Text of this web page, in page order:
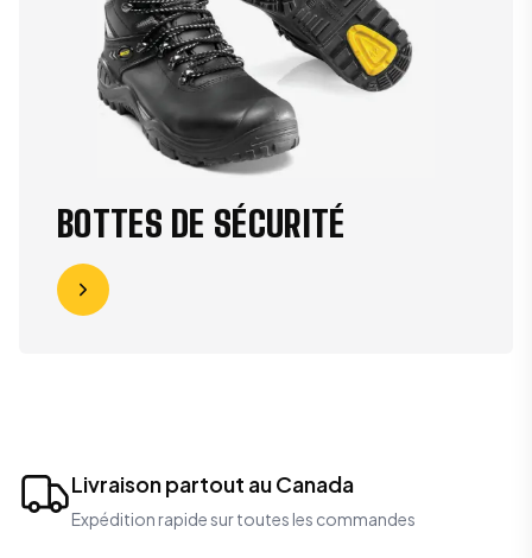
BOTTES DE SÉCURITÉ
Livraison partout au Canada
Expédition rapide sur toutes les commandes